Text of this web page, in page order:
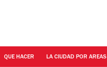
QUE HACER LA CIUDAD POR AREAS